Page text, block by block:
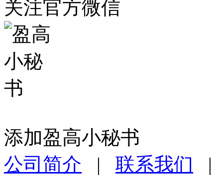
关注官方微信
添加盈高小秘书
公司简介 | 联系我们